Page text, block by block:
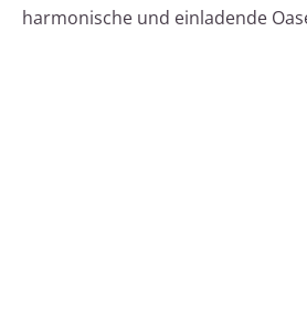
harmonische und einladende